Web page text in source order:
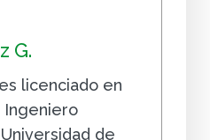
G.
licenciado en
Ingeniero
de